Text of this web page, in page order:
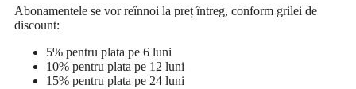
Abonamentele se vor reînnoi la preț întreg, conform grilei de
discount:
5% pentru plata pe 6 luni
10% pentru plata pe 12 luni
15% pentru plata pe 24 luni